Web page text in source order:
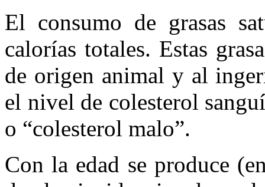
El consumo de grasas
calorías totales. Estas
de origen animal y al
el nivel de colesterol
o “colesterol malo”.
Con la edad se produce